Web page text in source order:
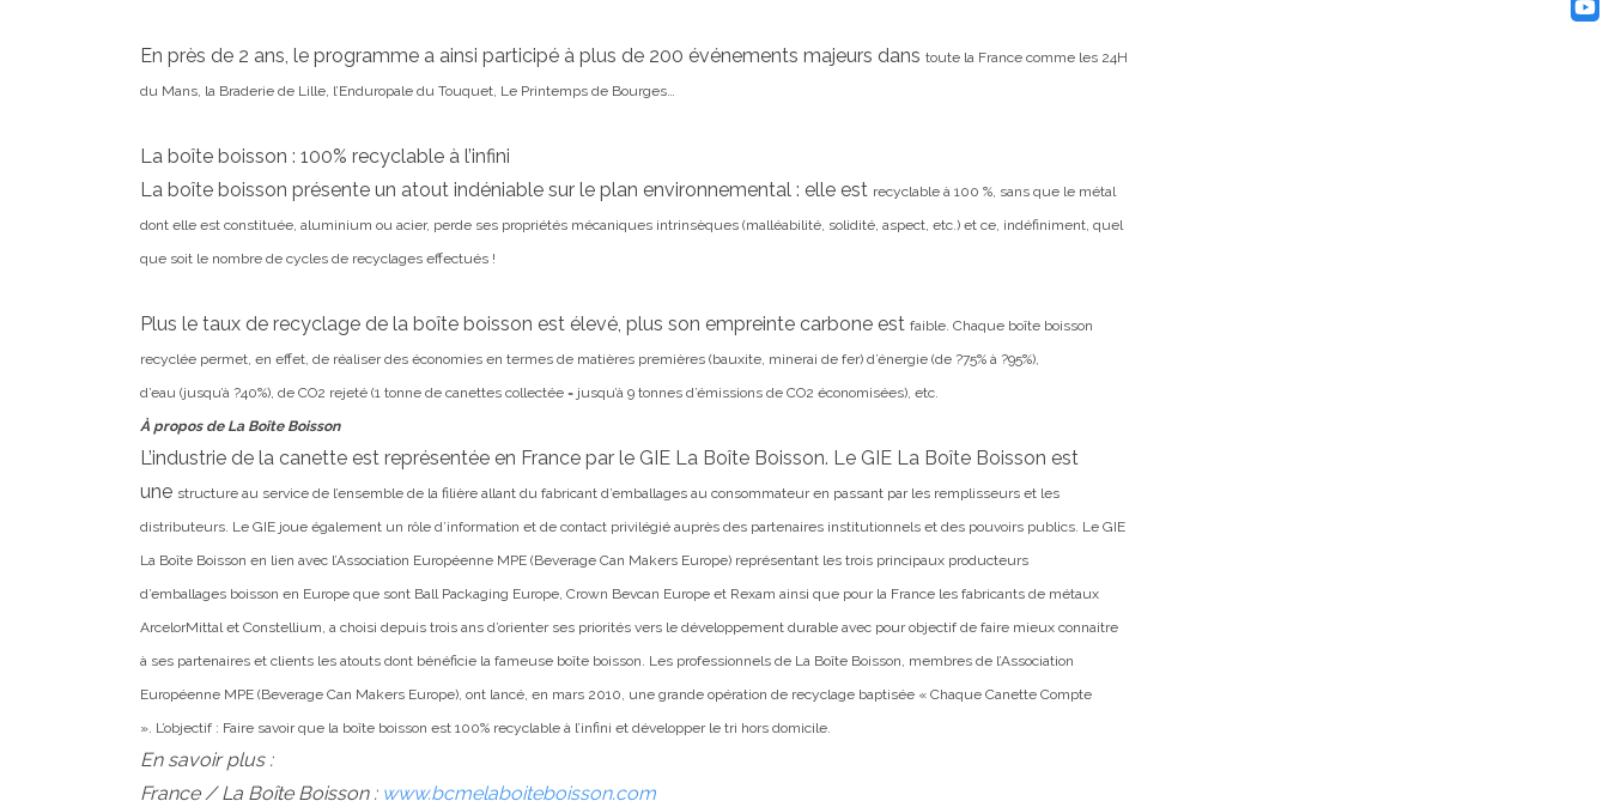
En près de 2 ans, le programme a ainsi participé à plus de 200 événements majeurs dans toute la France comme les 24H
du Mans, la Braderie de Lille, l’Enduropale du Touquet, Le Printemps de Bourges…
La boîte boisson : 100% recyclable à l’infini
La boîte boisson présente un atout indéniable sur le plan environnemental : elle est recyclable à 100 %, sans que le métal
dont elle est constituée, aluminium ou acier, perde ses propriétés mécaniques intrinsèques (malléabilité, solidité, aspect, etc.) et ce, indéfiniment, quel
que soit le nombre de cycles de recyclages effectués !
Plus le taux de recyclage de la boîte boisson est élevé, plus son empreinte carbone est faible. Chaque boîte boisson
recyclée permet, en effet, de réaliser des économies en termes de matières premières (bauxite, minerai de fer) d’énergie (de ?75% à ?95%),
d’eau (jusqu’à ?40%), de CO2 rejeté (1 tonne de canettes collectée = jusqu’à 9 tonnes d’émissions de CO2 économisées), etc.
À propos de La Boîte Boisson
L’industrie de la canette est représentée en France par le GIE La Boîte Boisson. Le GIE La Boîte Boisson est
une structure au service de l’ensemble de la filière allant du fabricant d’emballages au consommateur en passant par les remplisseurs et les
distributeurs. Le GIE joue également un rôle d’information et de contact privilégié auprès des partenaires institutionnels et des pouvoirs publics. Le GIE
La Boîte Boisson en lien avec l’Association Européenne MPE (Beverage Can Makers Europe) représentant les trois principaux producteurs
d’emballages boisson en Europe que sont Ball Packaging Europe, Crown Bevcan Europe et Rexam ainsi que pour la France les fabricants de métaux
ArcelorMittal et Constellium, a choisi depuis trois ans d’orienter ses priorités vers le développement durable avec pour objectif de faire mieux connaitre
à ses partenaires et clients les atouts dont bénéficie la fameuse boîte boisson. Les professionnels de La Boîte Boisson, membres de l’Association
Européenne MPE (Beverage Can Makers Europe), ont lancé, en mars 2010, une grande opération de recyclage baptisée « Chaque Canette Compte
». L’objectif : Faire savoir que la boîte boisson est 100% recyclable à l’infini et développer le tri hors domicile.
En savoir plus :
France / La Boîte Boisson : www.bcmelaboiteboisson.com